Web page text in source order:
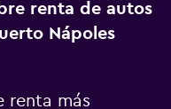
renta de autos
Nápoles
renta más